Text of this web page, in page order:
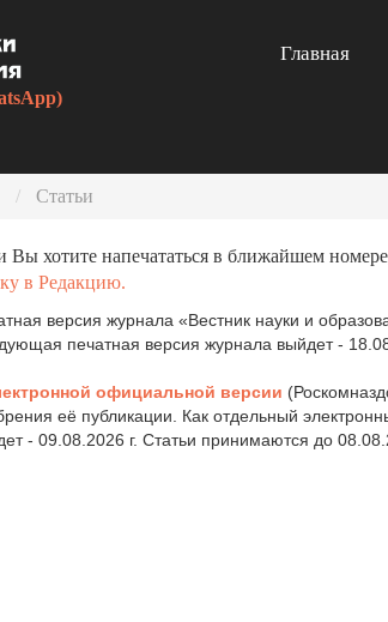
Главная
Статьи
Вы хотите напечататься в ближайшем
в Редакцию.
версия журнала «Вестник науки и
печатная версия журнала выйдет -
официальной версии
её публикации. Как отдельный
- 09.08.2026 г. Статьи принимаются до